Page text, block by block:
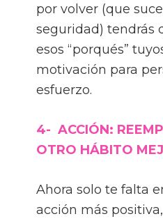
por volver (que
seguridad) tendrás
esos “porqués”
motivación para
esfuerzo.
4- ACCIÓN:
OTRO HÁBITO
Ahora solo te falta
acción más